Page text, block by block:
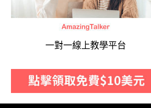
一對一線上教學平台